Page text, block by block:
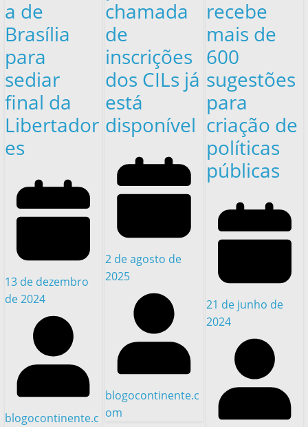
a de
Brasília
para
sediar
final da
Libertador
es
13 de dezembro
de 2024
blogocontinente.c
chamada
de
inscrições
dos CILs já
está
disponível
2 de agosto de
2025
blogocontinente.c
om
recebe
mais de
600
sugestões
para
criação de
políticas
públicas
21 de junho de
2024